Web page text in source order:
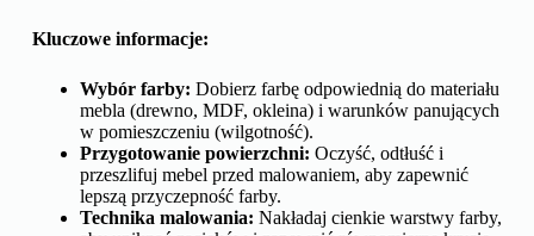
Kluczowe informacje:
Wybór farby: Dobierz farbę odpowiednią do materiału
mebla (drewno, MDF, okleina) i warunków panujących
w pomieszczeniu (wilgotność).
Przygotowanie powierzchni: Oczyść, odtłuść i
przeszlifuj mebel przed malowaniem, aby zapewnić
lepszą przyczepność farby.
Technika malowania: Nakładaj cienkie warstwy farby,